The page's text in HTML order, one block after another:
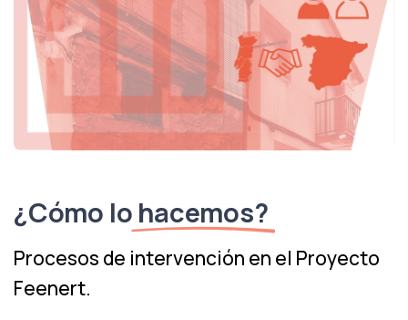
¿Cómo lo hacemos?
Procesos de intervención en el Proyecto
Feenert.